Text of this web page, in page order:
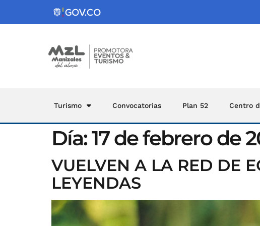
Turismo Convocatorias Plan 52 Centro
Día:17 de febrero de
VUELVEN A LA RED DE
LEYENDAS